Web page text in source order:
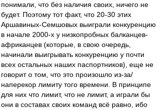
понимали, что без наличия своих, ничего не
будет. Поэтому тот факт, что 20-30 этих
Аршавиных-Семшовых выиграли конкуренцию
в начале 2000-х у низкопробных балканцев-
африканцев (которые, в свою очередь,
начинали выигрывать конкуренцию у почти
всех остальных наших паспортников), еще не
говорит о том, что это произошло из-за/
наперекор лимиту того времени. В принципе
для них что лимит, что не лимит, а играли бы
они в составах своих команд всё равно, ибо